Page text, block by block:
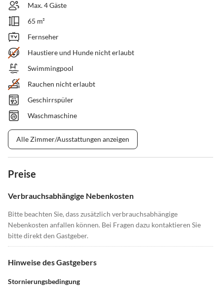
Max. 4 Gäste
65 m²
Fernseher
Haustiere und Hunde nicht erlaubt
Swimmingpool
Rauchen nicht erlaubt
Geschirrspüler
Waschmaschine
Alle Zimmer/Ausstattungen anzeigen
Preise
Verbrauchsabhängige Nebenkosten
Bitte beachten Sie, dass zusätzlich verbrauchsabhängige
Nebenkosten anfallen können. Bei Fragen dazu kontaktieren Sie
bitte direkt den Gastgeber.
Hinweise des Gastgebers
Stornierungsbedingung